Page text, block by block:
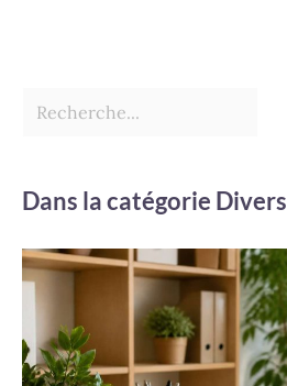
Dans la catégorie Divers